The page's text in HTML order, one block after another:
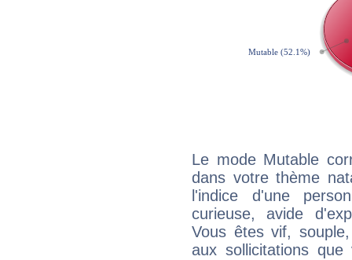
Le mode Mutable
dans votre thème
l'indice d'une
curieuse, avide
Vous êtes vif,
aux sollicitations